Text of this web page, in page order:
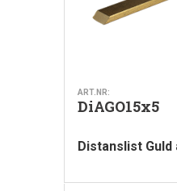
ART.NR:
DiAGO15x5
Distanslist Guld